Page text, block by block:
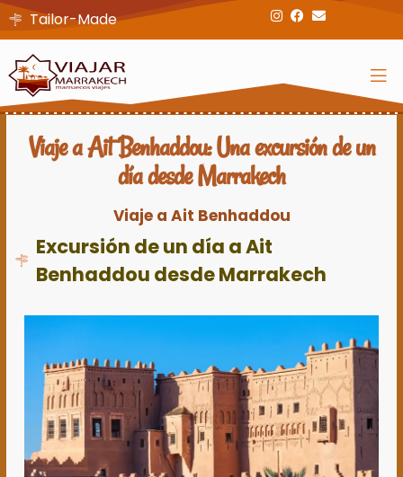
Tailor-Made
Viaje a Ait Benhaddou: Una excursión de un
día desde Marrakech
Viaje a Ait Benhaddou
Excursión de un día a Ait
Benhaddou desde Marrakech